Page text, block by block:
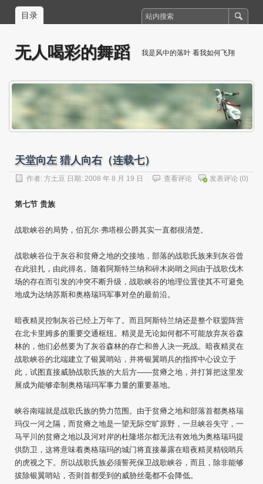
目录
无人喝彩的舞蹈 我是风中的落叶 看我如何飞翔
天堂向左 猎人向右（连载七）
作者: 方土豆 日期: 2008 年 8 月 19 日 发表评论 (0)
查看评论
第七节 贵族
战歌峡谷的局势，伯瓦尔·弗塔根公爵其实一直都很清楚。
战歌峡谷位于灰谷和贫瘠之地的交接地，部落的战歌氏族来到灰谷曾
在此驻扎，由此得名。随着阿斯特兰纳和碎木岗哨之间由于战歌伐木
场的存在而引发的冲突不断升级，战歌峡谷的地理位置使其不可避免
地成为达纳苏斯和奥格瑞玛军事对垒的最前沿。
暗夜精灵控制灰谷已经上万年了。而且阿斯特兰纳还是整个联盟阵营
在北卡里姆多的重要交通枢纽。精灵是无论如何都不可能放弃灰谷森
林的，他们必然要为了灰谷森林的存亡和兽人决一死战。暗夜精灵在
战歌峡谷的北端建立了银翼哨站，并将银翼哨兵的指挥中心设立于
此，试图直接威胁战歌氏族的大后方——贫瘠之地，并打算把这里发
展成为能够牵制奥格瑞玛军事力量的重要基地。
峡谷南端就是战歌氏族的势力范围。由于贫瘠之地和部落首都奥格瑞
玛仅一河之隔，而贫瘠之地是一望无际空旷原野，一旦峡谷失守，一
马平川的贫瘠之地以及河对岸的杜隆塔尔都无法有效地为奥格瑞玛提
供防卫，这将意味着奥格瑞玛的城门将直接暴露在暗夜精灵精锐哨兵
的虎视之下。所以战歌氏族必须誓死保卫战歌峡谷，而且，除非能够
拔除银翼哨站，否则首都受到的威胁丝毫都不会降低。